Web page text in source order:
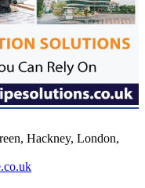
Hackney, London,